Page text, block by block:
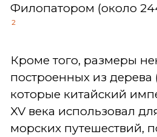
Филопатором (около
2
Кроме того, размеры
построенных из дерева
которые китайский
XV века использовал
морских путешествий,